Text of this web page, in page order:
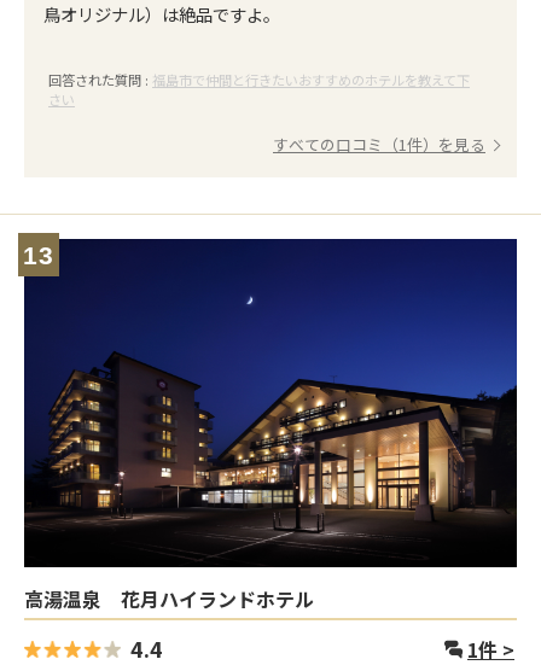
鳥オリジナル）は絶品ですよ。
回答された質問 : 福島市で仲間と行きたいおすすめのホテルを教えて下
さい
すべての口コミ（1件）を見る
13
高湯温泉 花月ハイランドホテル
4.4 1件 >